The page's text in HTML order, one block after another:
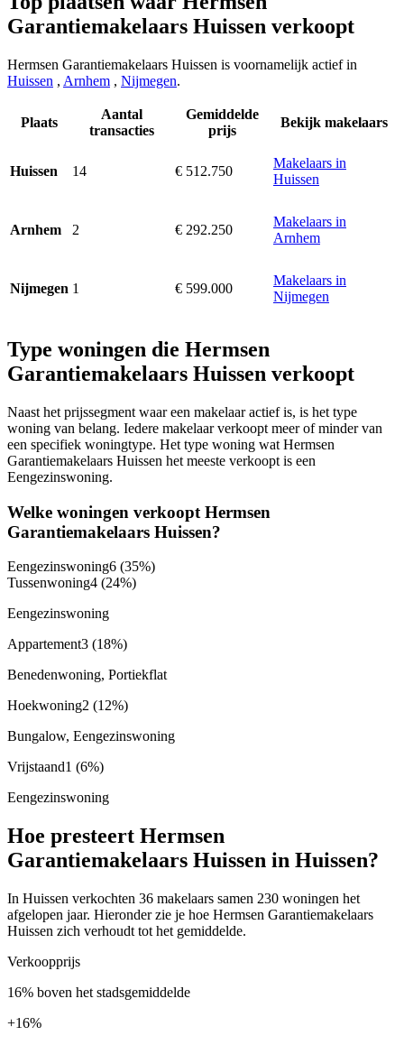
Garantiemakelaars Huissen verkoopt
Hermsen Garantiemakelaars Huissen is voornamelijk actief in
Huissen , Arnhem , Nijmegen.
Plaats
Aantal
transacties
Gemiddelde
prijs
Bekijk makelaars
Huissen 14 € 512.750
Makelaars in
Huissen
Arnhem 2 € 292.250
Makelaars in
Arnhem
Nijmegen 1 € 599.000
Makelaars in
Nijmegen
Type woningen die Hermsen
Garantiemakelaars Huissen verkoopt
Naast het prijssegment waar een makelaar actief is, is het type
woning van belang. Iedere makelaar verkoopt meer of minder van
een specifiek woningtype. Het type woning wat Hermsen
Garantiemakelaars Huissen het meeste verkoopt is een
Eengezinswoning.
Welke woningen verkoopt Hermsen
Garantiemakelaars Huissen?
Eengezinswoning6 (35%)
Tussenwoning4 (24%)
Eengezinswoning
Appartement3 (18%)
Benedenwoning, Portiekflat
Hoekwoning2 (12%)
Bungalow, Eengezinswoning
Vrijstaand1 (6%)
Eengezinswoning
Hoe presteert Hermsen
Garantiemakelaars Huissen in Huissen?
In Huissen verkochten 36 makelaars samen 230 woningen het
afgelopen jaar. Hieronder zie je hoe Hermsen Garantiemakelaars
Huissen zich verhoudt tot het gemiddelde.
Verkoopprijs
16% boven het stadsgemiddelde
+16%